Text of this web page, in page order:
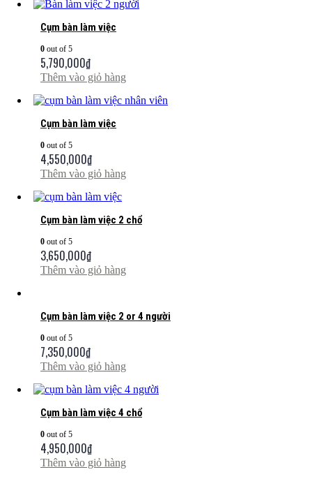
Cụm bàn làm việc
0 out of 5
5,790,000₫
Thêm vào giỏ hàng
Cụm bàn làm việc
0 out of 5
4,550,000₫
Thêm vào giỏ hàng
Cụm bàn làm việc 2 chổ
0 out of 5
3,650,000₫
Thêm vào giỏ hàng
Cụm bàn làm việc 2 or 4 người
0 out of 5
7,350,000₫
Thêm vào giỏ hàng
Cụm bàn làm việc 4 chổ
0 out of 5
4,950,000₫
Thêm vào giỏ hàng